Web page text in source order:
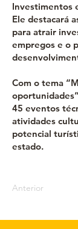
Investimentos
Ele destacará
para atrair
empregos e o
Com o tema
45 eventos
atividades
potencial
estado.
Anterior